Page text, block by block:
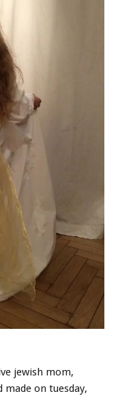
jewish mom,
made on tuesday,